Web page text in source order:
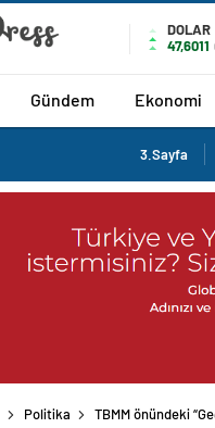
DOLAR
47,6011
Gündem Ekonomi
3.Sayfa
Politika TBMM önündeki